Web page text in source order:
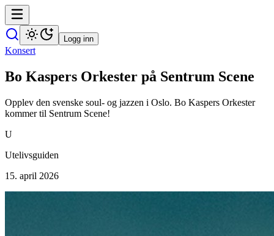
Logg inn
Konsert
Bo Kaspers Orkester på Sentrum Scene
Opplev den svenske soul- og jazzen i Oslo. Bo Kaspers Orkester
kommer til Sentrum Scene!
U
Utelivsguiden
15. april 2026